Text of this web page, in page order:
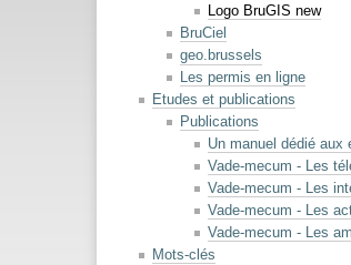
Logo BruGIS new
BruCiel
geo.brussels
Les permis en ligne
Etudes et publications
Publications
Un manuel dédié aux
Vade-mecum - Les
Vade-mecum - Les
Vade-mecum - Les
Vade-mecum - Les
Mots-clés